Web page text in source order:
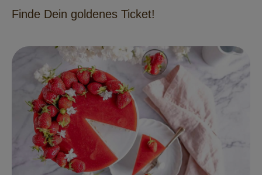
Finde Dein goldenes Ticket!